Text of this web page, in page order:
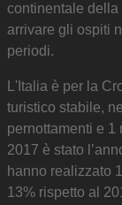
continentale
arrivare gli ospiti
periodi.
L'Italia è per la
turistico stabile,
pernottamenti e 1
2017 è stato
hanno realizzato
13% rispetto al